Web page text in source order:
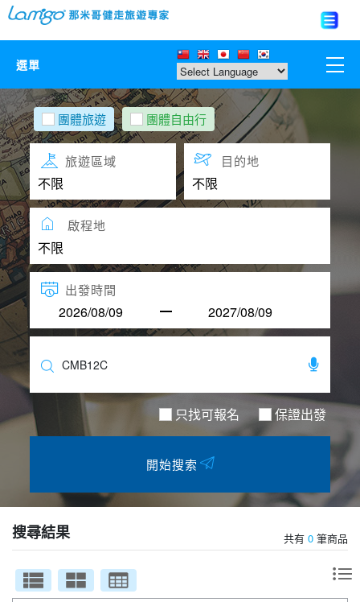
選單
那米哥莊園
中國
日本
亞洲韓國
歐美紐澳
台灣
夯講座
自由行
團體旅遊 團體自由行
旅遊區域 目的地
啟程地
出發時間
只找可報名 保證出發
開始搜索
搜尋結果 共有 0 筆商品